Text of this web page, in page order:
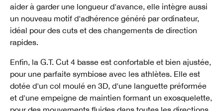
aider à garder une longueur d'avance, elle intègre aussi
un nouveau motif d'adhérence généré par ordinateur,
idéal pour des cuts et des changements de direction
rapides.
Enfin, la G.T. Cut 4 basse est confortable et bien ajustée,
pour une parfaite symbiose avec les athlètes. Elle est
dotée d'un col moulé en 3D, d'une languette préformée
et d'une empeigne de maintien formant un exosquelette,